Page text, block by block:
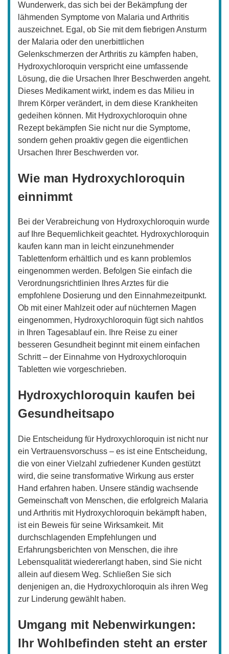
Wunderwerk, das sich bei der Bekämpfung der
lähmenden Symptome von Malaria und Arthritis
auszeichnet. Egal, ob Sie mit dem fiebrigen Ansturm
der Malaria oder den unerbittlichen
Gelenkschmerzen der Arthritis zu kämpfen haben,
Hydroxychloroquin verspricht eine umfassende
Lösung, die die Ursachen Ihrer Beschwerden angeht.
Dieses Medikament wirkt, indem es das Milieu in
Ihrem Körper verändert, in dem diese Krankheiten
gedeihen können. Mit Hydroxychloroquin ohne
Rezept bekämpfen Sie nicht nur die Symptome,
sondern gehen proaktiv gegen die eigentlichen
Ursachen Ihrer Beschwerden vor.
Wie man Hydroxychloroquin
einnimmt
Bei der Verabreichung von Hydroxychloroquin wurde
auf Ihre Bequemlichkeit geachtet. Hydroxychloroquin
kaufen kann man in leicht einzunehmender
Tablettenform erhältlich und es kann problemlos
eingenommen werden. Befolgen Sie einfach die
Verordnungsrichtlinien Ihres Arztes für die
empfohlene Dosierung und den Einnahmezeitpunkt.
Ob mit einer Mahlzeit oder auf nüchternen Magen
eingenommen, Hydroxychloroquin fügt sich nahtlos
in Ihren Tagesablauf ein. Ihre Reise zu einer
besseren Gesundheit beginnt mit einem einfachen
Schritt – der Einnahme von Hydroxychloroquin
Tabletten wie vorgeschrieben.
Hydroxychloroquin kaufen bei
Gesundheitsapo
Die Entscheidung für Hydroxychloroquin ist nicht nur
ein Vertrauensvorschuss – es ist eine Entscheidung,
die von einer Vielzahl zufriedener Kunden gestützt
wird, die seine transformative Wirkung aus erster
Hand erfahren haben. Unsere ständig wachsende
Gemeinschaft von Menschen, die erfolgreich Malaria
und Arthritis mit Hydroxychloroquin bekämpft haben,
ist ein Beweis für seine Wirksamkeit. Mit
durchschlagenden Empfehlungen und
Erfahrungsberichten von Menschen, die ihre
Lebensqualität wiedererlangt haben, sind Sie nicht
allein auf diesem Weg. Schließen Sie sich
denjenigen an, die Hydroxychloroquin als ihren Weg
zur Linderung gewählt haben.
Umgang mit Nebenwirkungen:
Ihr Wohlbefinden steht an erster